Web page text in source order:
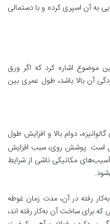
به آن اسپری کرده و با دستمالی
موضوع اشاره کرد که اگر ورق
آن بالا باشد، طول عمری بین
دوام بالا و افزایش طول
است. پوشش روی، سبب افزایش
مکانیکی ناشی از شرایط
رفته در آن، مدت‌ زمان غوطه‌
برای ساخت آن به‌کار‌ رفته‌ اند،